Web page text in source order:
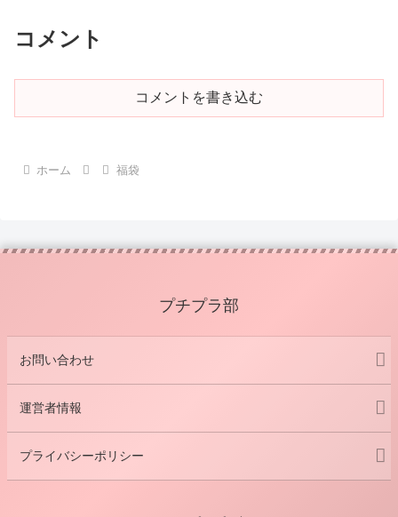
コメント
コメントを書き込む
ホーム 福袋
プチプラ部
お問い合わせ
運営者情報
プライバシーポリシー